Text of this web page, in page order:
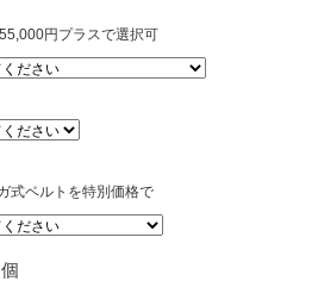
円プラスで選択可
式ベルトを特別価格で
個